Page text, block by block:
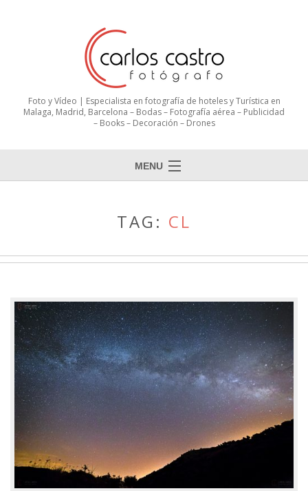
Foto y Vídeo | Especialista en fotografía de hoteles y Turística en
Malaga, Madrid, Barcelona – Bodas – Fotografía aérea – Publicidad
– Books – Decoración – Drones
MENU
TAG: CL